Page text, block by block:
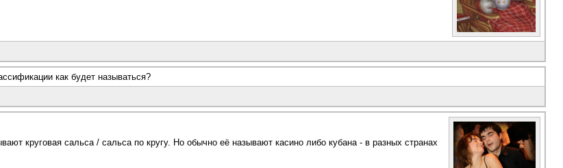
как будет называться?
круговая сальса / сальса по кругу. Но обычно её называют касино либо кубана - в разных странах